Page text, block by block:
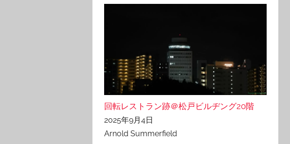
回転レストラン跡＠松戸ビルヂング20階
2025年9月4日
Arnold Summerfield